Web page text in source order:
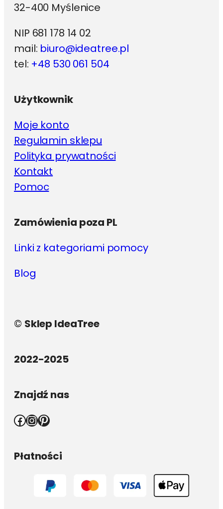
32-400 Myślenice
NIP 681 178 14 02
mail: biuro@ideatree.pl
tel: +48 530 061 504
Użytkownik
Moje konto
Regulamin sklepu
Polityka prywatności
Kontakt
Pomoc
Zamówienia poza PL
Linki z kategoriami pomocy
Blog
© Sklep IdeaTree
2022-2025
Znajdź nas
Facebook InstagramPinterest
Płatności